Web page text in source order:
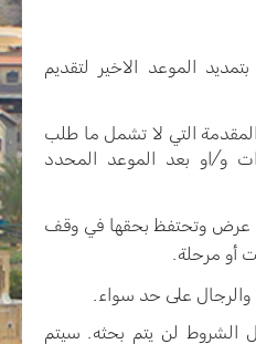
الموعد الاخير لتقديم
التي لا تشمل ما طلب
و/او بعد الموعد المحدد
عرض وتحتفظ بحقها في وقف
أو مرحلة.
والرجال على حد سواء.
لن يتم بحثه. سيتم